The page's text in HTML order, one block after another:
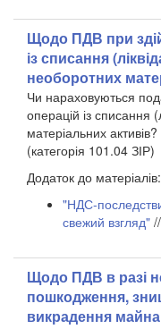
Щодо ПДВ при
із списання
необоротних
Чи нараховуються
операцій із списання
матеріальних активів?
(категорія 101.04 ЗІР)
Додаток до матеріалів:
"НДС-
свежий взгляд"
Щодо ПДВ в разі
пошкодження,
викрадення